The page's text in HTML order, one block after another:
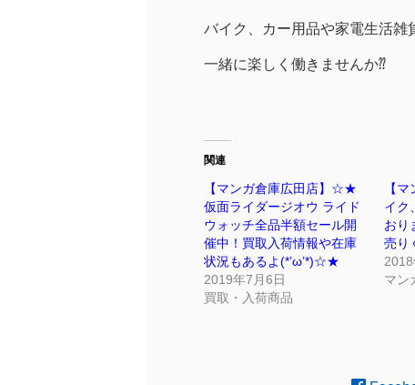
バイク、カー用品や家電生活雑
一緒に楽しく働きませんか⁇
関連
【マンガ倉庫広田店】☆★
仮面ライダージオウ ライド
ウォッチ全品半額セール開
催中！買取入荷情報や在庫
状況もあるよ(*’ω’*)☆★
2019年7月6日
買取・入荷商品
【
イク
おり
売り
マン